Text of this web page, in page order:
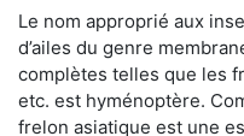
Le nom approprié aux
d’ailes du genre
complètes telles que les
etc. est hyménoptère.
frelon asiatique est une